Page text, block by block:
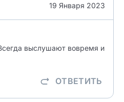
19 Января 2023
выслушают вовремя и
ОТВЕТИТЬ